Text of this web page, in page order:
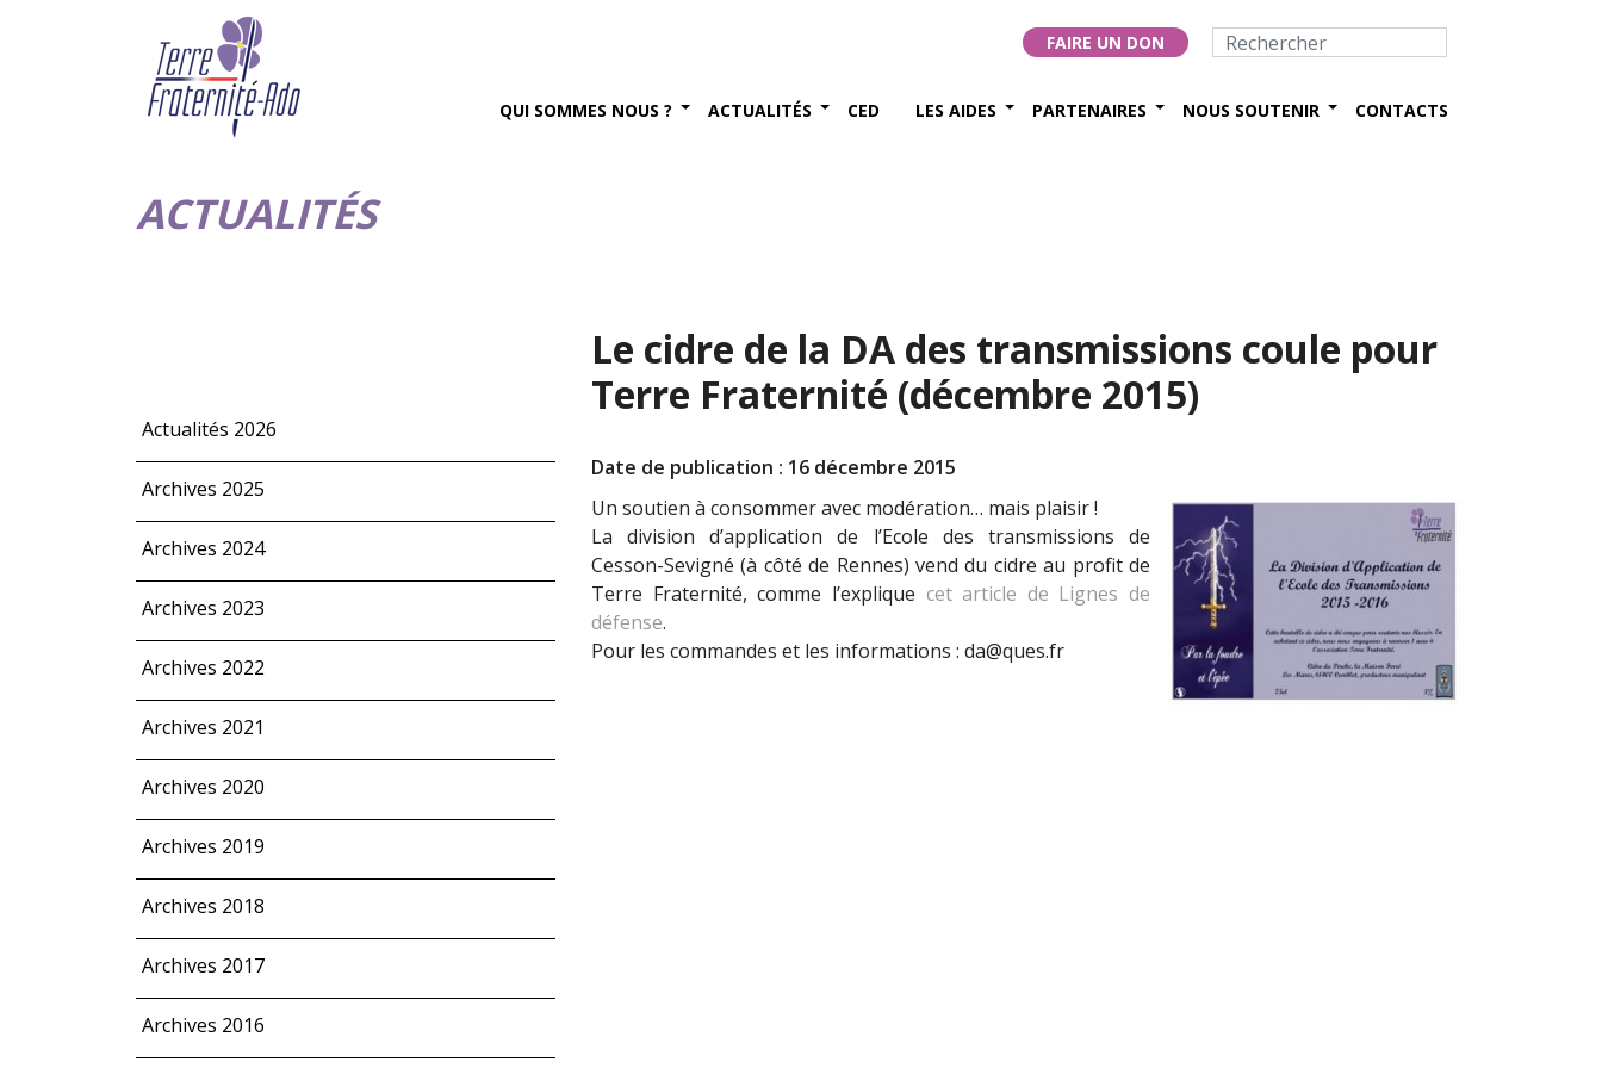
FAIRE UN DON
QUI SOMMES NOUS ? ACTUALITÉS CED LES AIDES PARTENAIRES NOUS SOUTENIR CONTACTS
ACTUALITÉS
Actualités 2026
Archives 2025
Archives 2024
Archives 2023
Archives 2022
Archives 2021
Archives 2020
Archives 2019
Archives 2018
Archives 2017
Archives 2016
Le cidre de la DA des transmissions coule pour
Terre Fraternité (décembre 2015)
Date de publication : 16 décembre 2015
Un soutien à consommer avec modération… mais plaisir !
La division d’application de l’Ecole des transmissions de
Cesson-Sevigné (à côté de Rennes) vend du cidre au profit de
Terre Fraternité, comme l’explique cet article de Lignes de
défense.
Pour les commandes et les informations : da@ques.fr